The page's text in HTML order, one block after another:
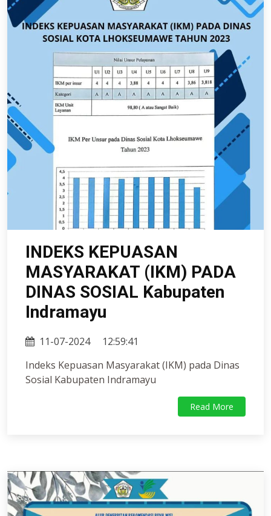
INDEKS KEPUASAN
MASYARAKAT (IKM) PADA
DINAS SOSIAL Kabupaten
Indramayu
11-07-2024
12:59:41
Indeks Kepuasan Masyarakat (IKM) pada Dinas
Sosial Kabupaten Indramayu
Read More